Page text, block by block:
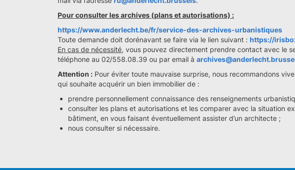
Pour consulter les archives (plans et autorisations) :
https://www.anderlecht.be/fr/service-des-archives-urbanistiques
Toute demande doit dorénavant se faire via le lien suivant : https://
En cas de nécessité, vous pouvez directement prendre contact avec le
téléphone au 02/558.08.39 ou par email à
Attention : Pour éviter toute mauvaise surprise, nous recommandons
qui souhaite acquérir un bien immobilier de :
prendre personnellement connaissance des renseignements
consulter les plans et autorisations et les comparer avec la situation
bâtiment, en vous faisant éventuellement assister d’un architecte ;
nous consulter si nécessaire.